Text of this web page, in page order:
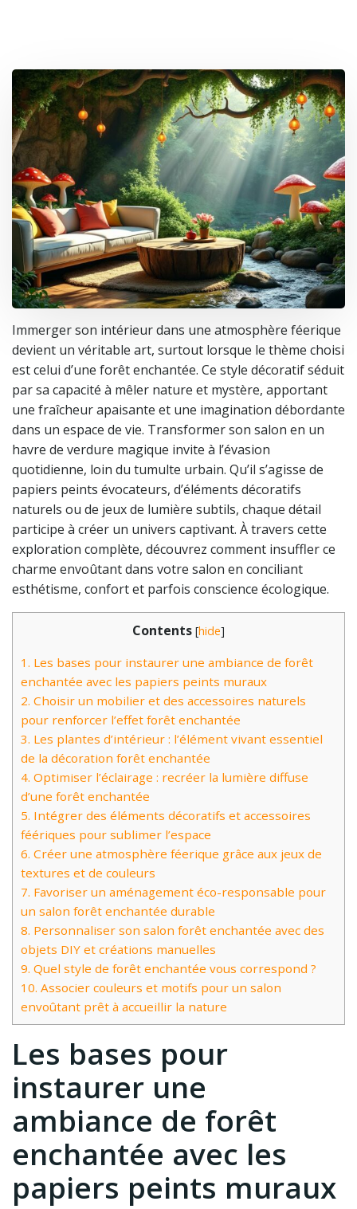
Immerger son intérieur dans une atmosphère féerique
devient un véritable art, surtout lorsque le thème choisi
est celui d’une forêt enchantée. Ce style décoratif séduit
par sa capacité à mêler nature et mystère, apportant
une fraîcheur apaisante et une imagination débordante
dans un espace de vie. Transformer son salon en un
havre de verdure magique invite à l’évasion
quotidienne, loin du tumulte urbain. Qu’il s’agisse de
papiers peints évocateurs, d’éléments décoratifs
naturels ou de jeux de lumière subtils, chaque détail
participe à créer un univers captivant. À travers cette
exploration complète, découvrez comment insuffler ce
charme envoûtant dans votre salon en conciliant
esthétisme, confort et parfois conscience écologique.
Contents [hide]
1. Les bases pour instaurer une ambiance de forêt
enchantée avec les papiers peints muraux
2. Choisir un mobilier et des accessoires naturels
pour renforcer l’effet forêt enchantée
3. Les plantes d’intérieur : l’élément vivant essentiel
de la décoration forêt enchantée
4. Optimiser l’éclairage : recréer la lumière diffuse
d’une forêt enchantée
5. Intégrer des éléments décoratifs et accessoires
féériques pour sublimer l’espace
6. Créer une atmosphère féerique grâce aux jeux de
textures et de couleurs
7. Favoriser un aménagement éco-responsable pour
un salon forêt enchantée durable
8. Personnaliser son salon forêt enchantée avec des
objets DIY et créations manuelles
9. Quel style de forêt enchantée vous correspond ?
10. Associer couleurs et motifs pour un salon
envoûtant prêt à accueillir la nature
Les bases pour
instaurer une
ambiance de forêt
enchantée avec les
papiers peints muraux